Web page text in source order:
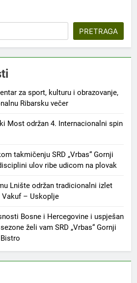
PRETRAGA
za sport, kulturu i obrazovanje,
Ribarsku večer
Most održan 4. Internacionalni spin
takmičenju SRD „Vrbas“ Gornji
ulov ribe udicom na plovak
Lnište održan tradicionalni izlet
Vakuf – Uskoplje
Bosne i Hercegovine i uspješan
želi vam SRD „Vrbas“ Gornji